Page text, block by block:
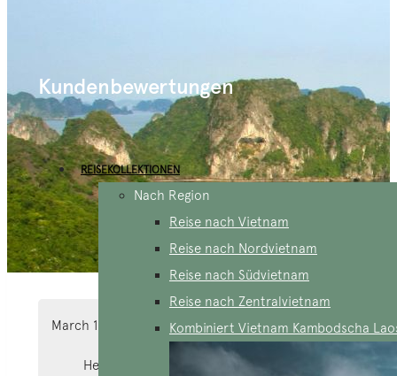
REISEKOLLEKTIONEN
Nach Region
Reise nach Vietnam
Reise nach Nordvietnam
Reise nach Südvietnam
Reise nach Zentralvietnam
Kombiniert Vietnam Kambodscha
Kundenbewertungen
March 10, 2024
Hervorragende Organisation, qualitativ